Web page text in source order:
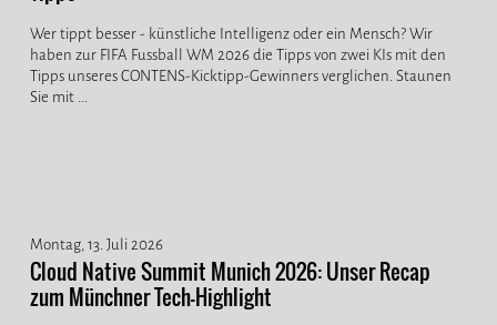
Wer tippt besser - künstliche Intelligenz oder ein Mensch? Wir
haben zur FIFA Fussball WM 2026 die Tipps von zwei KIs mit den
Tipps unseres CONTENS-Kicktipp-Gewinners verglichen. Staunen
Sie mit ...
Montag, 13. Juli 2026
Cloud Native Summit Munich 2026: Unser Recap
zum Münchner Tech-Highlight